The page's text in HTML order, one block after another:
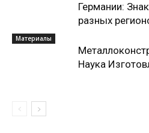
Германии:
разных
Материалы
Наука